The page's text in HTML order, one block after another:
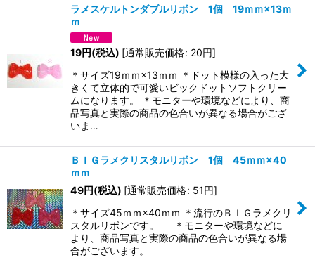
ラメスケルトンダブルリボン 1個 19ｍｍ×13ｍ
ｍ
19円(税込) [通常販売価格: 20円]
＊サイズ19ｍｍ×13ｍｍ ＊ドット模様の入った大
きくて立体的で可愛いビックドットソフトクリー
ムになります。 ＊モニターや環境などにより、商
品写真と実際の商品の色合いが異なる場合がござ
いま…
ＢＩＧラメクリスタルリボン 1個 45ｍｍ×40
ｍｍ
49円(税込) [通常販売価格: 51円]
＊サイズ45ｍｍ×40ｍｍ ＊流行のＢＩＧラメクリ
スタルリボンです。 ＊モニターや環境などに
より、商品写真と実際の商品の色合いが異なる場
合がございます。